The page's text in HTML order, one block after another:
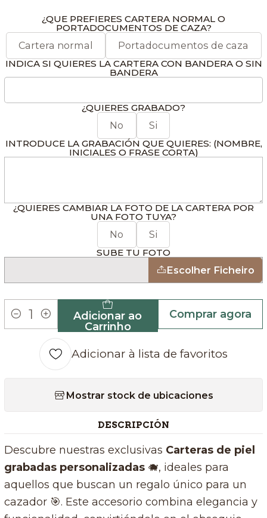
¿QUE PREFIERES CARTERA NORMAL O
PORTADOCUMENTOS DE CAZA?
Cartera normal Portadocumentos de caza
INDICA SI QUIERES LA CARTERA CON BANDERA O SIN
BANDERA
¿QUIERES GRABADO?
No Si
INTRODUCE LA GRABACIÓN QUE QUIERES: (NOMBRE,
INICIALES O FRASE CORTA)
¿QUIERES CAMBIAR LA FOTO DE LA CARTERA POR
UNA FOTO TUYA?
No Si
SUBE TU FOTO
Escolher Ficheiro
Quantidade
Adicionar ao
Carrinho
Comprar agora
Adicionar à lista de favoritos
Mostrar stock de ubicaciones
DESCRIPCIÓN
Descubre nuestras exclusivas Carteras de piel
grabadas personalizadas 🐗, ideales para
aquellos que buscan un regalo único para un
cazador 🎯. Este accesorio combina elegancia y